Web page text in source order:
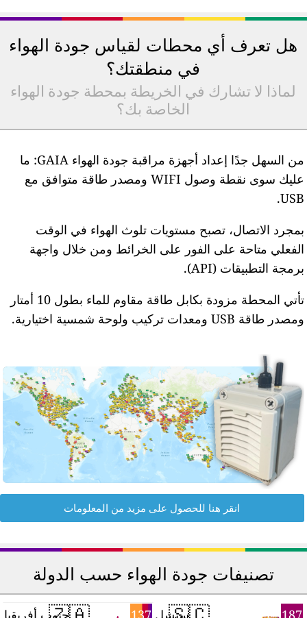
هل تعرف أي محطات لقياس جودة الهواء
في منطقتك؟
لماذا لا تشارك في الخريطة بمحطة جودة الهواء
الخاصة بك؟
من السهل جدًا إعداد أجهزة مراقبة جودة الهواء GAIA: ما
عليك سوى نقطة وصول WIFI ومصدر طاقة متوافق مع
USB.
بمجرد الاتصال، تصبح مستويات تلوث الهواء في الوقت
الفعلي متاحة على الفور على الخرائط ومن خلال واجهة
برمجة التطبيقات (API).
تأتي المحطة مزودة بكابل طاقة مقاوم للماء بطول 10 أمتار
ومصدر طاقة USB ومعدات تركيب ولوحة شمسية اختيارية.
انقر هنا للحصول على مزيد من المعلومات
تصنيفات جودة الهواء حسب الدولة
187
137